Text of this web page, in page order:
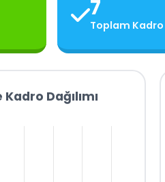
7
Toplam Kadro
Dağılımı